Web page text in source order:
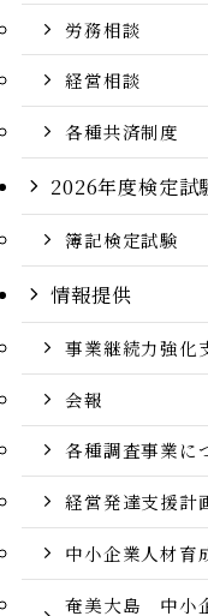
労務相談
経営相談
各種共済制度
2026年度検定試
簿記検定試験
情報提供
事業継続力強化
会報
各種調査事業に
経営発達支援計
中小企業人材育
奄美大島 中小